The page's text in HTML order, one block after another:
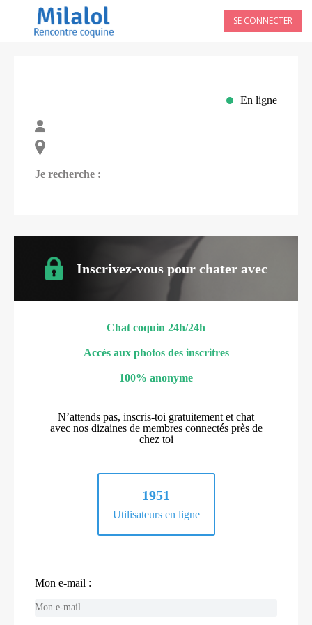
SE CONNECTER
En ligne
Je recherche :
Inscrivez-vous pour chater avec
Chat coquin 24h/24h
Accès aux photos des inscritres
100% anonyme
N’attends pas, inscris-toi gratuitement et chat
avec nos dizaines de membres connectés près de
chez toi
1951
Utilisateurs en ligne
Mon e-mail :